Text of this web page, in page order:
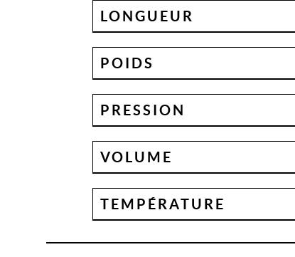
LONGUEUR
POIDS
PRESSION
VOLUME
TEMPÉRATURE